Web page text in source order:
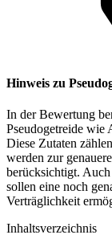
Hinweis zu
In der Bewertung
Pseudogetreide wie
Diese Zutaten
werden zur
berücksichtigt.
sollen eine noch
Verträglichkeit
Inhaltsverzeichnis​